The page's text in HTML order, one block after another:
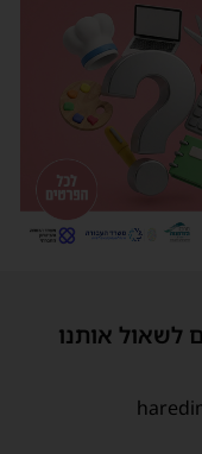
לשאול אותנו